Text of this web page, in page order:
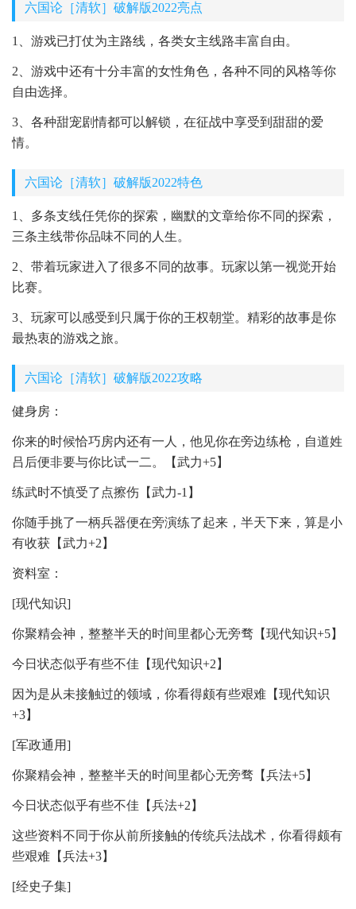
六国论［清软］破解版2022亮点
1、游戏已打仗为主路线，各类女主线路丰富自由。
2、游戏中还有十分丰富的女性角色，各种不同的风格等你
自由选择。
3、各种甜宠剧情都可以解锁，在征战中享受到甜甜的爱
情。
六国论［清软］破解版2022特色
1、多条支线任凭你的探索，幽默的文章给你不同的探索，
三条主线带你品味不同的人生。
2、带着玩家进入了很多不同的故事。玩家以第一视觉开始
比赛。
3、玩家可以感受到只属于你的王权朝堂。精彩的故事是你
最热衷的游戏之旅。
六国论［清软］破解版2022攻略
健身房：
你来的时候恰巧房内还有一人，他见你在旁边练枪，自道姓
吕后便非要与你比试一二。【武力+5】
练武时不慎受了点擦伤【武力-1】
你随手挑了一柄兵器便在旁演练了起来，半天下来，算是小
有收获【武力+2】
资料室：
[现代知识]
你聚精会神，整整半天的时间里都心无旁骛【现代知识+5】
今日状态似乎有些不佳【现代知识+2】
因为是从未接触过的领域，你看得颇有些艰难【现代知识
+3】
[军政通用]
你聚精会神，整整半天的时间里都心无旁骛【兵法+5】
今日状态似乎有些不佳【兵法+2】
这些资料不同于你从前所接触的传统兵法战术，你看得颇有
些艰难【兵法+3】
[经史子集]